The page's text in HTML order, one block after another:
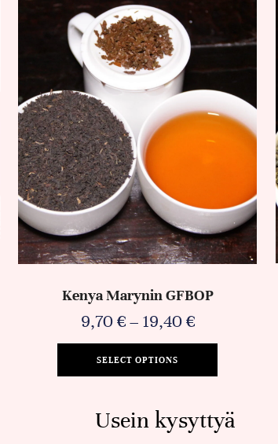
Kenya Marynin GFBOP
9,70€ – 19,40€
SELECT OPTIONS
Usein kysyttyä